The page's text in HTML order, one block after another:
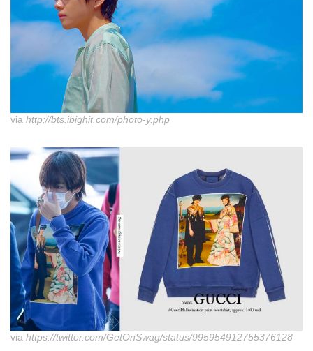
via http://bts.ibighit.com/photo-y.php
via https://twitter.com/GetOnSwag/status/995954912755376128